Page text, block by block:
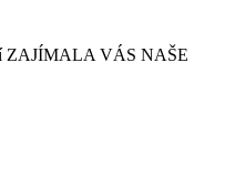
ZAJÍMALA VÁS NAŠE